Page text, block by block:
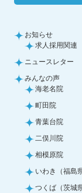
お知らせ
求人採用関連
ニュースレター
みんなの声
海老名院
町田院
青葉台院
二俣川院
相模原院
いわき（福島
つくば（茨城